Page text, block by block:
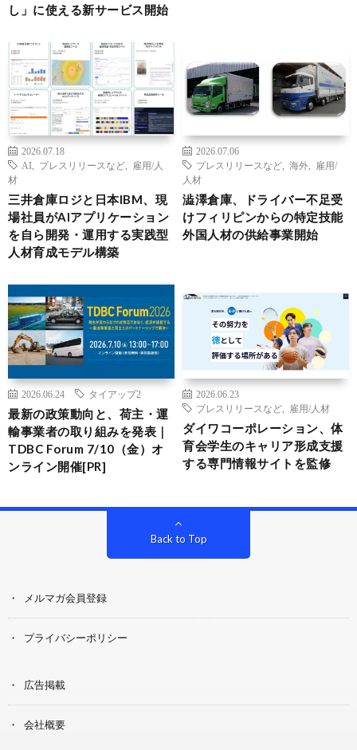
し」に使える新サービス開始
2026.07.18
AI
プレスリリースなど
雇用/人
材
三井倉庫ロジと日本IBM、現
場社員がAIアプリケーション
を自ら開発・運用する実践型
人材育成モデル構築
2026.07.06
プレスリリースなど
海外
雇用/
人材
澁澤倉庫、ドライバー不足受
けフィリピンからの特定技能
外国人材の供給事業開始
2026.06.24 タイアップ2
最新の政策動向と、荷主・運
輸事業者の取り組みを発表｜
TDBC Forum 7/10（金）オ
ンライン開催[PR]
2026.06.23
プレスリリースなど
雇用/人材
ダイワコーポレーション、体
育会学生のキャリア形成支援
する専門情報サイトを監修
Back to Top
メルマガ会員登録
プライバシーポリシー
広告掲載
会社概要